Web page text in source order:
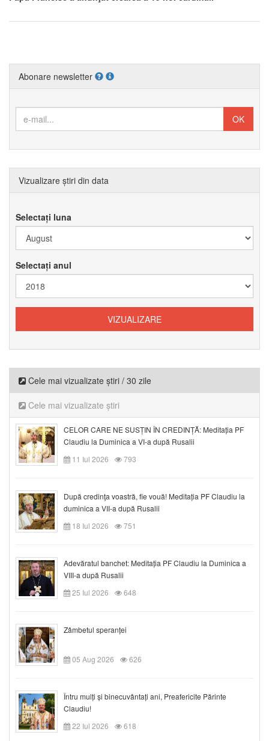
Abonare newsletter
Vizualizare știri din data
Selectați luna
Selectați anul
Cele mai vizualizate știri / 30 zile
Cele mai vizualizate știri
CELOR CARE NE SUSȚIN ÎN CREDINȚĂ: Meditația PF
Claudiu la Duminica a VI-a după Rusalii
11 Iul 2026
793
După credinţa voastră, fie vouă! Meditația PF Claudiu la
duminica a VII-a după Rusalii
18 Iul 2026
751
Adevăratul banchet: Meditația PF Claudiu la Duminica a
VIII-a după Rusalii
25 Iul 2026
648
Zâmbetul speranței
05 Aug 2026 626
Întru mulți și binecuvântați ani, Preafericite Părinte
Claudiu!
22 Iul 2026
618